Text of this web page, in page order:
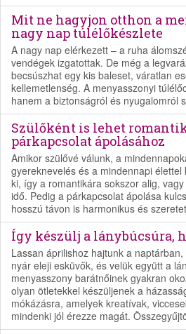
Mit ne hagyjon otthon a
nagy nap túlélőkészlete
A nagy nap elérkezett – a ruha
vendégek izgatottak. De még a
becsúszhat egy kis baleset, váratlan
kellemetlenség. A menyasszonyi
hanem a biztonságról és nyugalomról
Szülőként is lehet
párkapcsolat ápolásához
Amikor szülővé válunk, a
gyereknevelés és a mindennapi
ki, így a romantikára sokszor alig,
idő. Pedig a párkapcsolat ápolása
hosszú távon is harmonikus és
Így készülj a lánybúcsúra,
Lassan áprilishoz hajtunk a
nyár eleji esküvők, és velük együtt a
menyasszony barátnőinek gyakran
olyan ötletekkel készüljenek a
mókázásra, amelyek kreatívak,
mindenki jól érezze magát.